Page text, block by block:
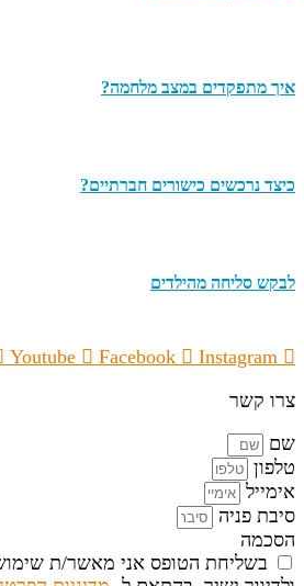
איך מתפקדים במצב מלחמה?
כיצד נרכשים כישורים חברתיים?
לבקש סליחה מהילדים
Youtube Facebook
Instagram
צרו קשר
שם
טלפון
אימייל
סיבת פניה
הסכמה
בשליחת הטופס אני מאשר/ת